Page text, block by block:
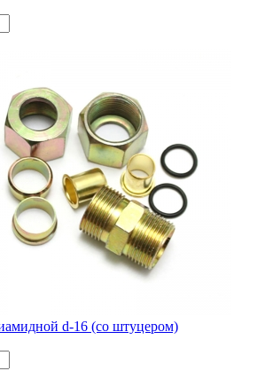
d-16 (со штуцером)